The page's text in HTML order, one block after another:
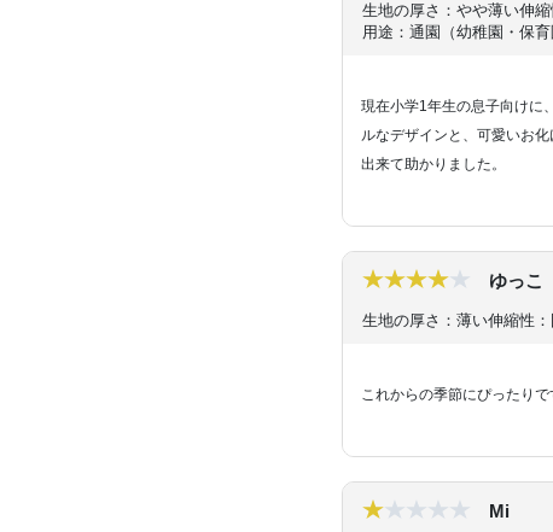
生地の厚さ：やや薄い伸
用途：通園（幼稚園・保育
現在小学1年生の息子向けに
ルなデザインと、可愛いお
出来て助かりました。
ゆっこ
生地の厚さ：薄い伸縮性
これからの季節にぴったり
Mi